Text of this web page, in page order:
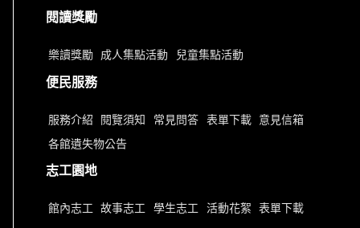
閱讀獎勵
樂讀獎勵 成人集點活動 兒童集點活動
便民服務
服務介紹 閱覽須知 常見問答 表單下載 意見信箱
各館遺失物公告
志工園地
館內志工 故事志工 學生志工 活動花絮 表單下載